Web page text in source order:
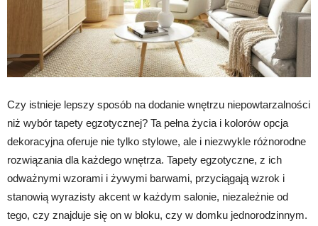
Czy istnieje lepszy sposób na dodanie wnętrzu niepowtarzalności
niż wybór tapety egzotycznej? Ta pełna życia i kolorów opcja
dekoracyjna oferuje nie tylko stylowe, ale i niezwykle różnorodne
rozwiązania dla każdego wnętrza. Tapety egzotyczne, z ich
odważnymi wzorami i żywymi barwami, przyciągają wzrok i
stanowią wyrazisty akcent w każdym salonie, niezależnie od
tego, czy znajduje się on w bloku, czy w domku jednorodzinnym.